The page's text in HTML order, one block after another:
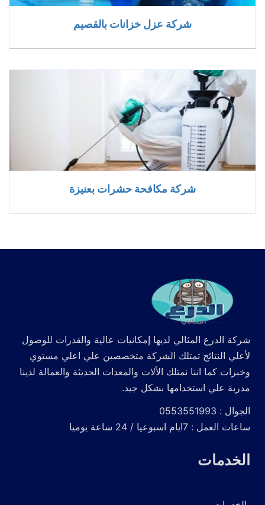
شركة عزل خزانات بالقصيم
شركة مكافحة حشرات بعنيزة
شركة الدرع المثالي لديها إمكانيات عالية والقدرات للوصول
لأعلي النتائج تمتلك الشركة متخصصين علي اعلي مستوي
وخبرات كما اننا نمتلك الألات والمعدات الحديثة والعمالة لدينا
مدربة علي استخدامها بشكل جيد.
الجوال : 0553551993
ساعات العمل : 7ايام اسبوعيا / 24 ساعة يوميا
الخدمات